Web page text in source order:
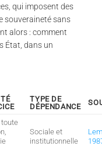
qui imposent des
souveraineté sans
alors : comment
État, dans un
TYPE DE
DÉPENDANCE
toute
Sociale et
institutionnelle